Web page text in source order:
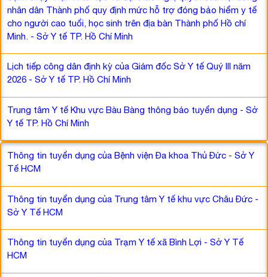
nhân dân Thành phố quy định mức hỗ trợ đóng bảo hiểm y tế
cho người cao tuổi, học sinh trên địa bàn Thành phố Hồ chí
Minh. - Sở Y tế TP. Hồ Chí Minh
Lịch tiếp công dân định kỳ của Giám đốc Sở Y tế Quý III năm
2026 - Sở Y tế TP. Hồ Chí Minh
Trung tâm Y tế Khu vực Bàu Bàng thông báo tuyển dụng - Sở
Y tế TP. Hồ Chí Minh
Thông tin tuyển dụng của Bệnh viện Đa khoa Thủ Đức - Sở Y
Tế HCM
Thông tin tuyển dụng của Trung tâm Y tế khu vực Châu Đức -
Sở Y Tế HCM
Thông tin tuyển dụng của Trạm Y tế xã Bình Lợi - Sở Y Tế
HCM